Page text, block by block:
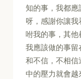
知的事，我都
呀，感謝你讓
咐我的事，其
我應該做的事
和不信，不相
中的壓力就會越